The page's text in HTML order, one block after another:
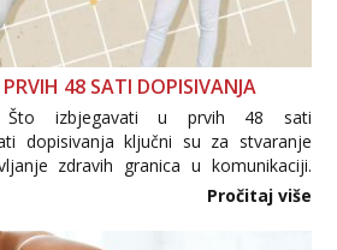
48 SATI DOPISIVANJA
Što izbjegavati u prvih 48 sati
dopisivanja ključni su za stvaranje
zdravih granica u komunikaciji.
otkrivanje osobnih ili intimnih
osoba još nije zaslužila to
Pročitaj više